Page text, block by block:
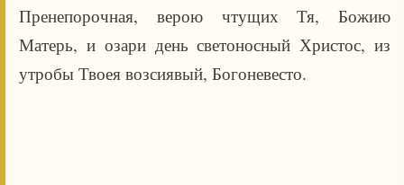
Пренепорочная, верою чтущих Тя, Божию
Матерь, и озари день светоносный Христос, из
утробы Твоея возсиявый, Богоневесто.